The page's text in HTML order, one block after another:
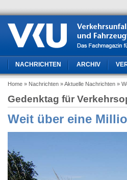
NACHRICHTEN ARCHIV
Home » Nachrichten » Aktuelle Nachrichten »
Gedenktag für
Weit über eine